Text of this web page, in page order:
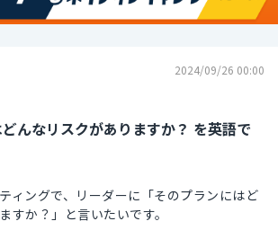
2024/09/26 00:00
んなリスクがありますか？ を英語で
ィングで、リーダーに「そのプランにはど
すか？」と言いたいです。